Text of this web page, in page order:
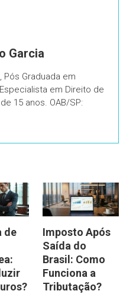
Garcia
Graduada em
em Direito de
15 anos. OAB/SP:
de
Imposto Após
Saída do
Brasil: Como
Funciona a
Tributação?